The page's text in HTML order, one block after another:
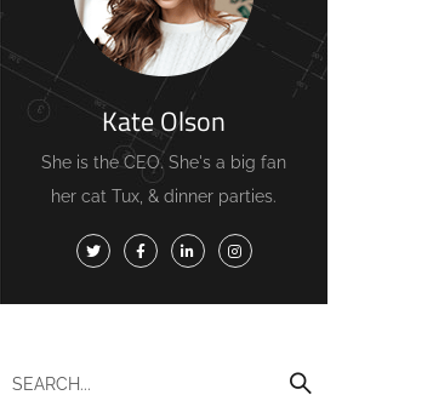
Kate Olson
She is the CEO. She's a big fan
her cat Tux, & dinner parties.